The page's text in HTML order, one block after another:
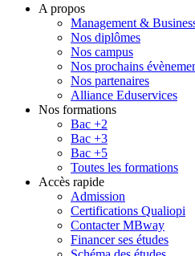
A propos
Management &
Nos diplômes
Nos campus
Nos prochains
Nos partenaires
Alliance Eduservices
Nos formations
Bac +2
Bac +3
Bac +5
Toutes les formations
Accès rapide
Admission
Certifications Qualiopi
Contacter MBway
Financer ses études